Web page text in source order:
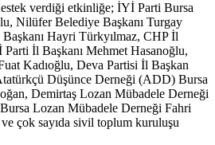
verdiği etkinliğe; İYİ Parti Bursa
Nilüfer Belediye Başkanı Turgay
Hayri Türkyılmaz, CHP İl
İl Başkanı Mehmet Hasanoğlu,
Kadıoğlu, Deva Partisi İl Başkan
Atatürkçü Düşünce Derneği (ADD) Bursa
Demirtaş Lozan Mübadele Derneği
Lozan Mübadele Derneği Fahri
çok sayıda sivil toplum kuruluşu